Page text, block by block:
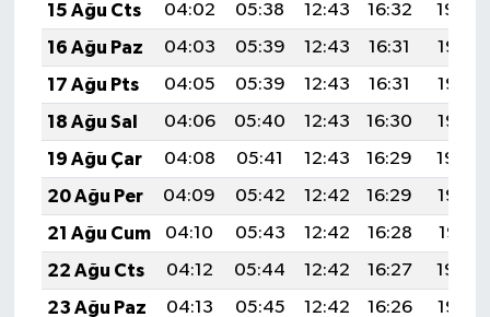
15 Ağu Cts
04:02 05:38 12:43 16:32
19:39
16 Ağu Paz
04:03 05:39 12:43 16:31
19:38
17 Ağu Pts
04:05 05:39 12:43 16:31
19:37
18 Ağu Sal
04:06 05:40 12:43 16:30
19:35
19 Ağu Çar
04:08 05:41 12:43 16:29
19:34
20 Ağu Per
04:09 05:42 12:42 16:29
19:32
21 Ağu Cum
04:10 05:43 12:42 16:28
19:31
22 Ağu Cts
04:12 05:44 12:42 16:27
19:29
23 Ağu Paz
04:13 05:45 12:42 16:26
19:28